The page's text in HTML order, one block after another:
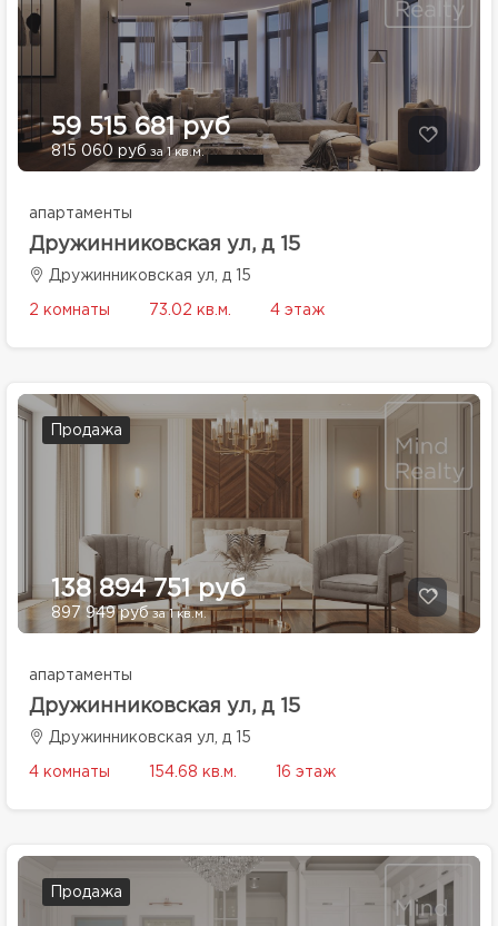
59 515 681 руб
815 060 руб за 1 кв.м.
апартаменты
Дружинниковская ул, д 15
Дружинниковская ул, д 15
2 комнаты 73.02 кв.м. 4 этаж
Продажа
138 894 751 руб
897 949 рубза 1 кв.м.
апартаменты
Дружинниковская ул, д 15
Дружинниковская ул, д 15
4 комнаты 154.68 кв.м. 16 этаж
Продажа